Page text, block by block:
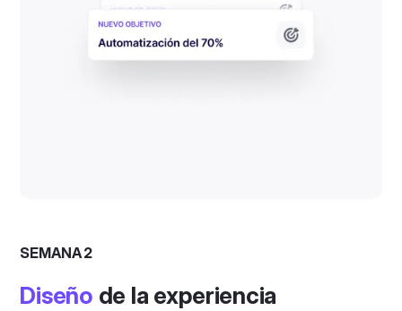
SEMANA 2
Diseño de la experiencia